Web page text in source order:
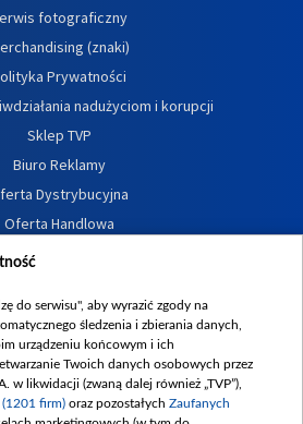
fotograficzny
(znaki)
Prywatności
nadużyciom i korupcji
Sklep TVP
Biuro Reklamy
Dystrybucyjna
Oferta Handlowa
Dostępność
zgłoszeń wewnętrznych
do serwisu", aby wyrazić zgody na
śledzenia i zbierania danych,
urządzeniu końcowym i ich
Twoich danych osobowych przez
w likwidacji (zwaną dalej również „TVP”),
(1201 firm) oraz pozostałych Zaufanych